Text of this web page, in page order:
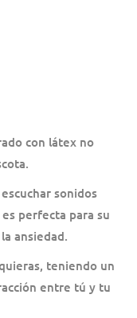
con látex no
sonidos
perfecta para su
ansiedad.
teniendo un
entre tú y tu